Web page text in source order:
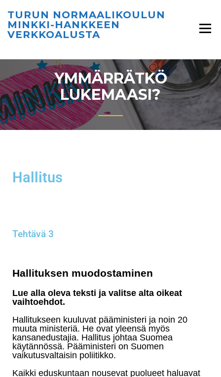
TURUN NORMAALIKOULUN
MINKKI-HANKKEEN
VERKKOALUSTA
YMMÄRRÄTKÖ
LUKEMAASI?
Hallitus
Tehtävä 3